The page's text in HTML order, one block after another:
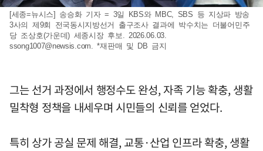
[세종=뉴시스] 송승화 기자 = 3일 KBS와 MBC, SBS 등 지상파 방송
3사의 제9회 전국동시지방선거 출구조사 결과에 박수치는 더불어민주
당 조상호(가운데) 세종시장 후보. 2026.06.03.
ssong1007@newsis.com. *재판매 및 DB 금지
그는 선거 과정에서 행정수도 완성, 자족 기능 확충, 생활
밀착형 정책을 내세우며 시민들의 신뢰를 얻었다.
특히 상가 공실 문제 해결, 교통·산업 인프라 확충, 생활